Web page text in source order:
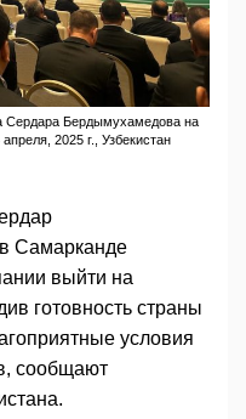
Сердара Бердымухамедова на
2025 г., Узбекистан
Самарканде
выйти на
готовность страны
условия
сообщают